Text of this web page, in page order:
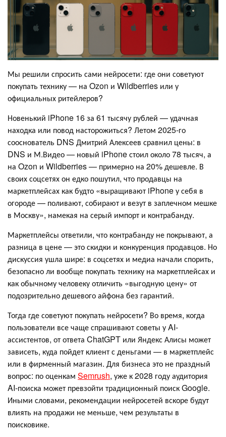
Мы решили спросить сами нейросети: где они советуют
покупать технику — на Ozon и Wildberries или у
официальных ритейлеров?
Новенький iPhone 16 за 61 тысячу рублей — удачная
находка или повод насторожиться? Летом 2025-го
сооснователь DNS Дмитрий Алексеев сравнил цены: в
DNS и М.Видео — новый iPhone стоил около 78 тысяч, а
на Ozon и Wildberries — примерно на 20% дешевле. В
своих соцсетях он едко пошутил, что продавцы на
маркетплейсах как будто «выращивают iPhone у себя в
огороде — поливают, собирают и везут в заплечном мешке
в Москву», намекая на серый импорт и контрабанду.
Маркетплейсы ответили, что контрабанду не покрывают, а
разница в цене — это скидки и конкуренция продавцов. Но
дискуссия ушла шире: в соцсетях и медиа начали спорить,
безопасно ли вообще покупать технику на маркетплейсах и
как обычному человеку отличить «выгодную цену» от
подозрительно дешевого айфона без гарантий.
Тогда где советуют покупать нейросети? Во время, когда
пользователи все чаще спрашивают советы у AI-
ассистентов, от ответа ChatGPT или Яндекс Алисы может
зависеть, куда пойдет клиент с деньгами — в маркетплейс
или в фирменный магазин. Для бизнеса это не праздный
вопрос: по оценкам Semrush, уже к 2028 году аудитория
AI-поиска может превзойти традиционный поиск Google.
Иными словами, рекомендации нейросетей вскоре будут
влиять на продажи не меньше, чем результаты в
поисковике.